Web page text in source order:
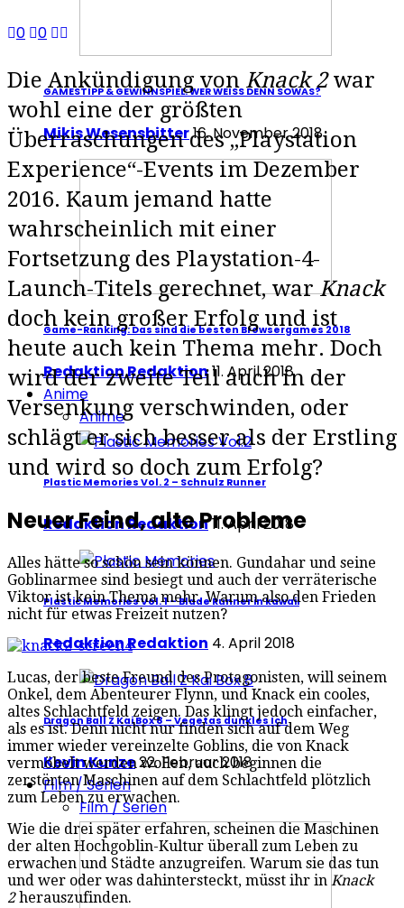
GAMESTIPP & GEWINNSPIEL: WER WEISS DENN SOWAS?
Mikis Wesensbitter16. November 2018
Game-Ranking: Das sind die besten Browsergames 2018
Redaktion Redaktion11. April 2018
Anime
Anime
Plastic Memories Vol. 2 – Schnulz Runner
Redaktion Redaktion11. April 2018
Plastic Memories Vol. 1 – Blade Runner in kawaii
Redaktion Redaktion 4. April 2018
Dragon Ball Z Kai Box 8 – Vegetas dunkles Ich
Kevin Kunze22. Februar 2018
Film / Serien
Film / Serien
0 0
Die Ankündigung von Knack 2war
wohl eine der größten
Überraschungen des „Playstation
Experience“-Events im Dezember
2016. Kaum jemand hatte
wahrscheinlich mit einer
Fortsetzung des Playstation-4-
Launch-Titels gerechnet, warKnack
doch kein großer Erfolg und ist
heute auch kein Thema mehr. Doch
wird der zweite Teil auch in der
Versenkung verschwinden, oder
schlägt er sich besser als der Erstling
und wird so doch zum Erfolg?
Neuer Feind, alte Probleme
Alles hätte so schön sein können. Gundahar und seine
Goblinarmee sind besiegt und auch der verräterische
Viktor ist kein Thema mehr. Warum also den Frieden
nicht für etwas Freizeit nutzen?
Lucas, der beste Freund des Protagonisten, will seinem
Onkel, dem Abenteurer Flynn, und Knack ein cooles,
altes Schlachtfeld zeigen. Das klingt jedoch einfacher,
als es ist. Denn nicht nur finden sich auf dem Weg
immer wieder vereinzelte Goblins, die von Knack
vermöbelt werden wollen, auch beginnen die
zerstörten Maschinen auf dem Schlachtfeld plötzlich
zum Leben zu erwachen.
Wie die drei später erfahren, scheinen die Maschinen
der alten Hochgoblin-Kultur überall zum Leben zu
erwachen und Städte anzugreifen. Warum sie das tun
und wer oder was dahintersteckt, müsst ihr in Knack
2herauszufinden.